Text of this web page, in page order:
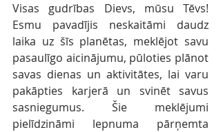
Visas gudrības Dievs, mūsu Tēvs!
Esmu pavadījis neskaitāmi daudz
laika uz šīs planētas, meklējot savu
pasaulīgo aicinājumu, pūloties plānot
savas dienas un aktivitātes, lai varu
pakāpties karjerā un svinēt savus
sasniegumus. Šie meklējumi
pielīdzināmi lepnuma pārņemta